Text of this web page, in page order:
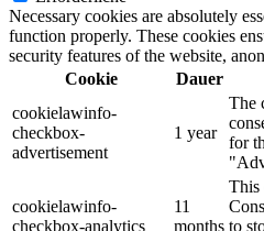
Necessary cookies are absolutely
function properly. These cookies
security features of the website,
Cookie
Dauer
cookielawinfo-
checkbox-
advertisement
1 year
The
for
cookielawinfo-
checkbox-analytics
11
months
This
to